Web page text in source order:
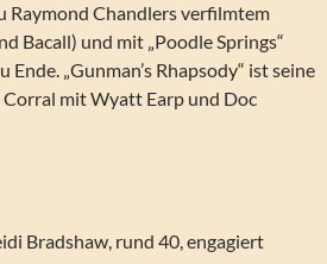
Raymond Chandlers verfilmtem
Bacall) und mit „Poodle Springs“
„Gunman’s Rhapsody“ ist seine
Corral mit Wyatt Earp und Doc
Bradshaw, rund 40, engagiert